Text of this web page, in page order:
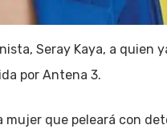
Seray Kaya, a quien
por Antena 3.
mujer que peleará con